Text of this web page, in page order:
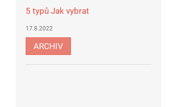
5 typů Jak vybrat
17.8.2022
ARCHIV